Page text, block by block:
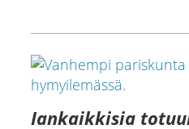
Iankaikkisia